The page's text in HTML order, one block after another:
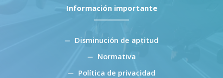
Información importante
Disminución de aptitud
Normativa
Política de privacidad